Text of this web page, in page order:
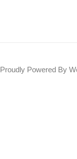
Proudly Powered By